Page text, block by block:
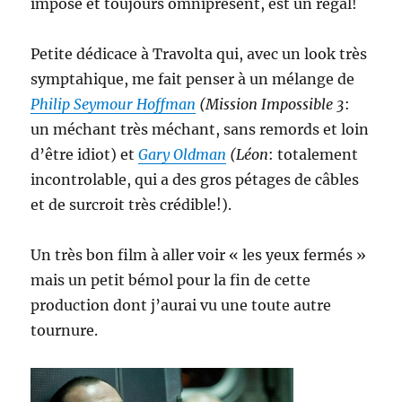
impose et toujours omniprésent, est un régal!
Petite dédicace à Travolta qui, avec un look très
symptahique, me fait penser à un mélange de
Philip Seymour Hoffman (Mission Impossible 3:
un méchant très méchant, sans remords et loin
d’être idiot) etGary Oldman (Léon: totalement
incontrolable, qui a des gros pétages de câbles
et de surcroit très crédible!).
Un très bon film à aller voir « les yeux fermés »
mais un petit bémol pour la fin de cette
production dont j’aurai vu une toute autre
tournure.